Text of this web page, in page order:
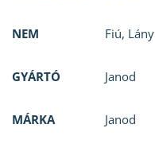
NEM Fiú, Lány
GYÁRTÓ Janod
MÁRKA Janod